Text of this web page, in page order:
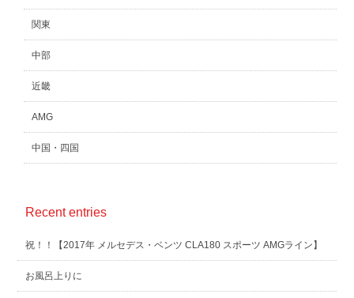
関東
中部
近畿
AMG
中国・四国
Recent entries
祝！！【2017年 メルセデス・ベンツ CLA180 スポーツ AMGライン】
お風呂上りに